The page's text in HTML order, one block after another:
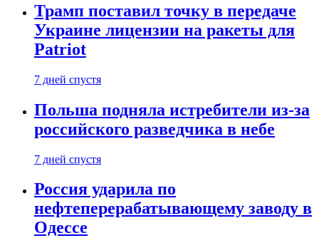
Трамп поставил точку в передаче
Украине лицензии на ракеты для
Patriot
7 дней спустя
Польша подняла истребители из-за
российского разведчика в небе
7 дней спустя
Россия ударила по
нефтеперерабатывающему заводу в
Одессе